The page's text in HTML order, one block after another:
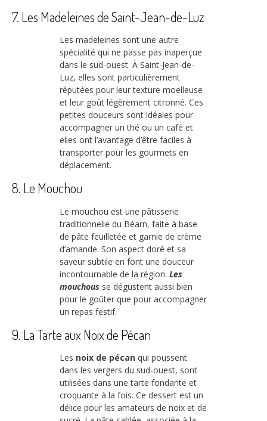
7. Les Madeleines de Saint-Jean-de-Luz
Les madeleines sont une autre
spécialité qui ne passe pas inaperçue
dans le sud-ouest. À Saint-Jean-de-
Luz, elles sont particulièrement
réputées pour leur texture moelleuse
et leur goût légèrement citronné. Ces
petites douceurs sont idéales pour
accompagner un thé ou un café et
elles ont l’avantage d’être faciles à
transporter pour les gourmets en
déplacement.
8. Le Mouchou
Le mouchou est une pâtisserie
traditionnelle du Béarn, faite à base
de pâte feuilletée et garnie de crème
d’amande. Son aspect doré et sa
saveur subtile en font une douceur
incontournable de la région. Les
mouchous se dégustent aussi bien
pour le goûter que pour accompagner
un repas festif.
9. La Tarte aux Noix de Pécan
Les noix de pécan qui poussent
dans les vergers du sud-ouest, sont
utilisées dans une tarte fondante et
croquante à la fois. Ce dessert est un
délice pour les amateurs de noix et de